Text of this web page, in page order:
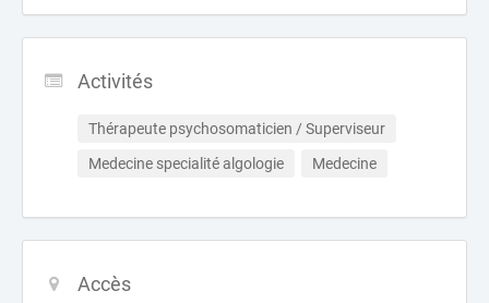
Activités
Thérapeute psychosomaticien / Superviseur
Medecine specialité algologie
Medecine
Accès